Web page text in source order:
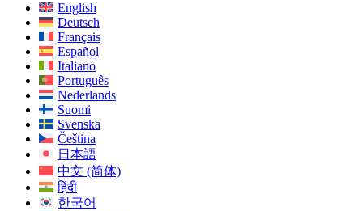
English
Deutsch
Français
Español
Italiano
Português
Nederlands
Suomi
Svenska
Čeština
日本語
中文 (简体)
हिंदी
한국어